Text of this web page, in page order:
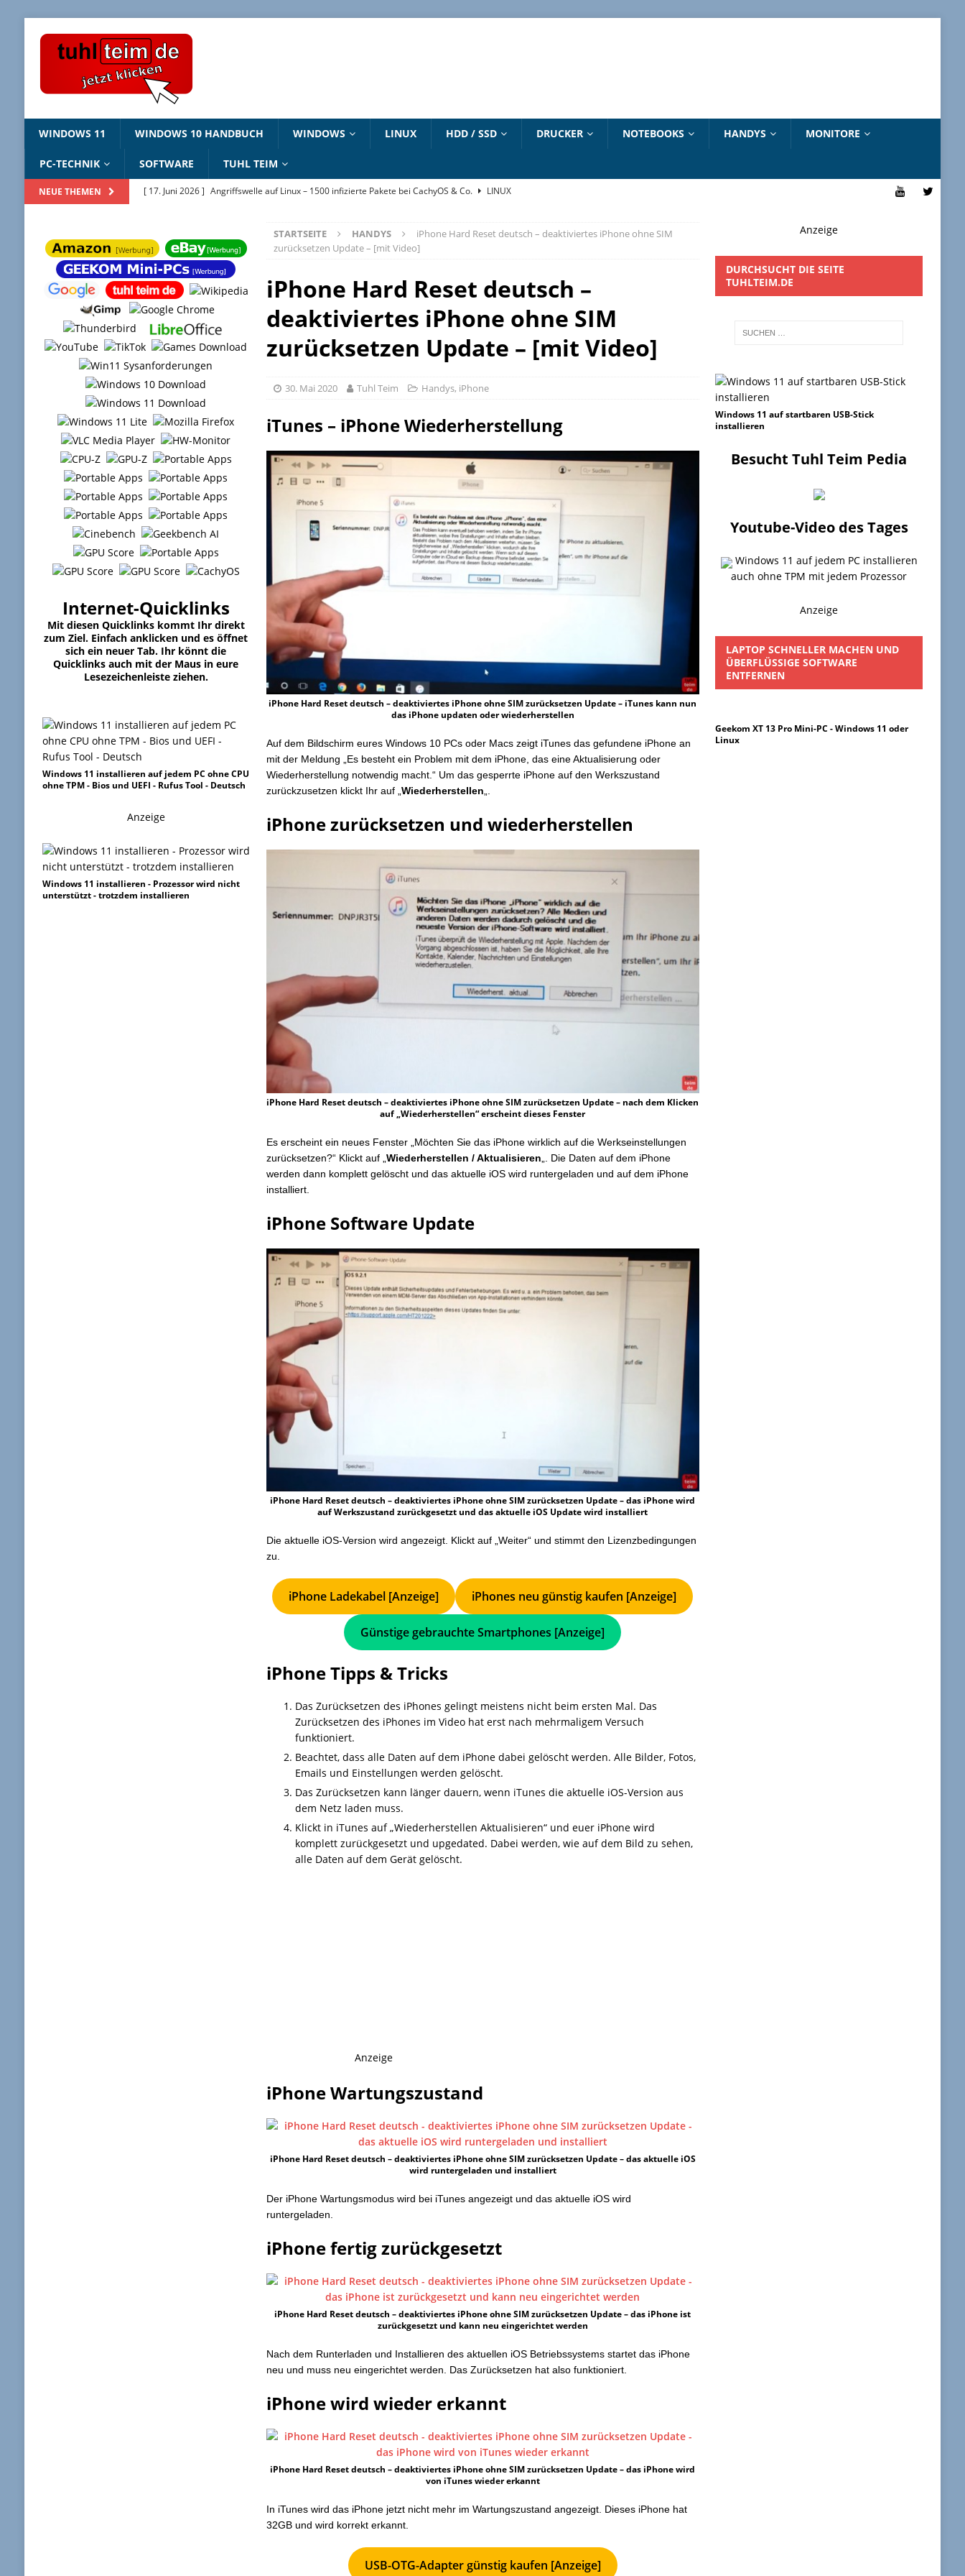
WINDOWS 11 WINDOWS 10 HANDBUCH WINDOWS LINUX HDD / SSD DRUCKER NOTEBOOKS HANDYS MONITORE
PC-TECHNIK SOFTWARE TUHL TEIM
NEUE THEMEN [ 17. Juni 2026 ] Angriffswelle auf Linux – 1500 infizierte Pakete bei CachyOS & Co.
LINUX
[ 11. Mai 2026 ] Linux Sicherheitslücken 2026 – Dirty Frag – Copy Fail – Pack2TheRoot – Fragnesia
LINUX
[ 2. Februar 2026 ] Bildschirmhintergründe zum Download
[ 25. Juni 2026 ] Windows 10 ESU – jetzt registrieren und aktivieren – Updates bis 2027 NEUESTE ARTIKEL
STARTSEITE HANDYS
iPhone Hard Reset deutsch – deaktiviertes iPhone ohne SIM
zurücksetzen Update – [mit Video]
iPhone Hard Reset deutsch –
deaktiviertes iPhone ohne SIM
zurücksetzen Update – [mit Video]
30. Mai 2020 Tuhl Teim Handys, iPhone
iTunes – iPhone Wiederherstellung
iPhone Hard Reset deutsch – deaktiviertes iPhone ohne SIM zurücksetzen Update – iTunes kann nun
das iPhone updaten oder wiederherstellen
Auf dem Bildschirm eures Windows 10 PCs oder Macs zeigt iTunes das gefundene iPhone an
mit der Meldung „Es besteht ein Problem mit dem iPhone, das eine Aktualisierung oder
Wiederherstellung notwendig macht.“ Um das gesperrte iPhone auf den Werkszustand
zurückzusetzen klickt Ihr auf „Wiederherstellen
iPhone zurücksetzen und wiederherstellen
iPhone Hard Reset deutsch – deaktiviertes iPhone ohne SIM zurücksetzen Update – nach dem Klicken
auf „Wiederherstellen“ erscheint dieses Fenster
Es erscheint ein neues Fenster „Möchten Sie das iPhone wirklich auf die Werkseinstellungen
zurücksetzen?“ Klickt auf „Wiederherstellen / Aktualisieren „. Die Daten auf dem iPhone
werden dann komplett gelöscht und das aktuelle iOS wird runtergeladen und auf dem iPhone
installiert.
iPhone Software Update
iPhone Hard Reset deutsch – deaktiviertes iPhone ohne SIM zurücksetzen Update – das iPhone wird
auf Werkszustand zurückgesetzt und das aktuelle iOS Update wird installiert
Die aktuelle iOS-Version wird angezeigt. Klickt auf „Weiter“ und stimmt den Lizenzbedingungen
zu.
iPhone Ladekabel [Anzeige] iPhones neu günstig kaufen [Anzeige]
Günstige gebrauchte Smartphones [Anzeige]
iPhone Tipps & Tricks
Das Zurücksetzen des iPhones gelingt meistens nicht beim ersten Mal. Das
Zurücksetzen des iPhones im Video hat erst nach mehrmaligem Versuch
funktioniert.
Beachtet, dass alle Daten auf dem iPhone dabei gelöscht werden. Alle Bilder, Fotos,
Emails und Einstellungen werden gelöscht.
Das Zurücksetzen kann länger dauern, wenn iTunes die aktuelle iOS-Version aus
dem Netz laden muss.
Klickt in iTunes auf „Wiederherstellen Aktualisieren“ und euer iPhone wird
komplett zurückgesetzt und upgedated. Dabei werden, wie auf dem Bild zu sehen,
alle Daten auf dem Gerät gelöscht.
Anzeige
iPhone Wartungszustand
iPhone Hard Reset deutsch – deaktiviertes iPhone ohne SIM zurücksetzen Update – das aktuelle iOS
wird runtergeladen und installiert
Der iPhone Wartungsmodus wird bei iTunes angezeigt und das aktuelle iOS wird
runtergeladen.
iPhone fertig zurückgesetzt
iPhone Hard Reset deutsch – deaktiviertes iPhone ohne SIM zurücksetzen Update – das iPhone ist
zurückgesetzt und kann neu eingerichtet werden
Nach dem Runterladen und Installieren des aktuellen iOS Betriebssystems startet das iPhone
neu und muss neu eingerichtet werden. Das Zurücksetzen hat also funktioniert.
iPhone wird wieder erkannt
iPhone Hard Reset deutsch – deaktiviertes iPhone ohne SIM zurücksetzen Update – das iPhone wird
von iTunes wieder erkannt
In iTunes wird das iPhone jetzt nicht mehr im Wartungszustand angezeigt. Dieses iPhone hat
32GB und wird korrekt erkannt.
USB-OTG-Adapter günstig kaufen [Anzeige]
Internet-Quicklinks
Mit diesen Quicklinks kommt Ihr direkt
zum Ziel. Einfach anklicken und es öffnet
sich ein neuer Tab. Ihr könnt die
Quicklinks auch mit der Maus in eure
Lesezeichenleiste ziehen.
Windows 11 installieren auf jedem PC ohne CPU
ohne TPM - Bios und UEFI - Rufus Tool - Deutsch
Anzeige
Windows 11 installieren - Prozessor wird nicht
unterstützt - trotzdem installieren
Anzeige
DURCHSUCHT DIE SEITE
TUHLTEIM.DE
Windows 11 auf startbaren USB-Stick
installieren
Besucht Tuhl Teim Pedia
Youtube-Video des Tages
Windows 11 auf jedem PC installieren
auch ohne TPM mit jedem Prozessor
Anzeige
LAPTOP SCHNELLER MACHEN UND
ÜBERFLÜSSIGE SOFTWARE
ENTFERNEN
Geekom XT 13 Pro Mini-PC - Windows 11 oder
Linux